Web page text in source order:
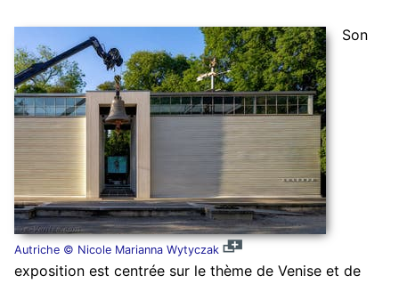
Autriche © Nicole Marianna Wytyczak
Son
exposition est centrée sur le thème de Venise et de